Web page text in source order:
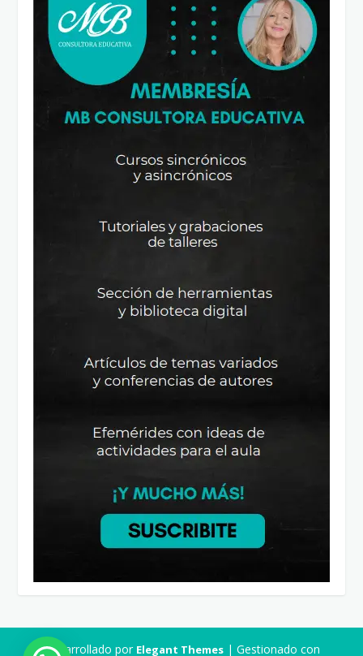
Desarrollado por Elegant Themes| Gestionado con